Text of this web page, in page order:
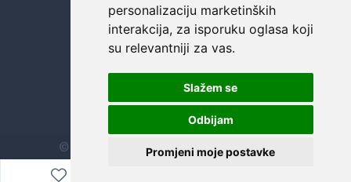
personalizaciju marketinških
interakcija, za isporuku oglasa koji
su relevantniji za vas.
Slažem se
Odbijam
Promjeni moje postavke
© Sva prava zadržana. Dopi grupa d.o.o.